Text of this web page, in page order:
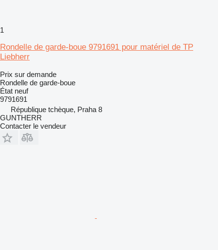
1
Rondelle de garde-boue 9791691 pour matériel de TP
Liebherr
Prix sur demande
Rondelle de garde-boue
État neuf
9791691
République tchèque, Praha 8
GUNTHERR
Contacter le vendeur